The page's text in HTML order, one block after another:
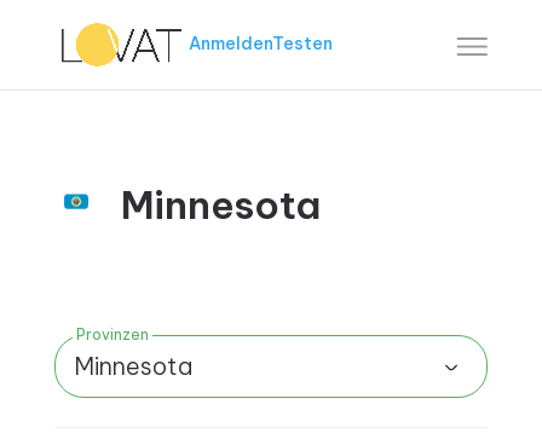
AnmeldenTesten
Minnesota
Provinzen
Minnesota